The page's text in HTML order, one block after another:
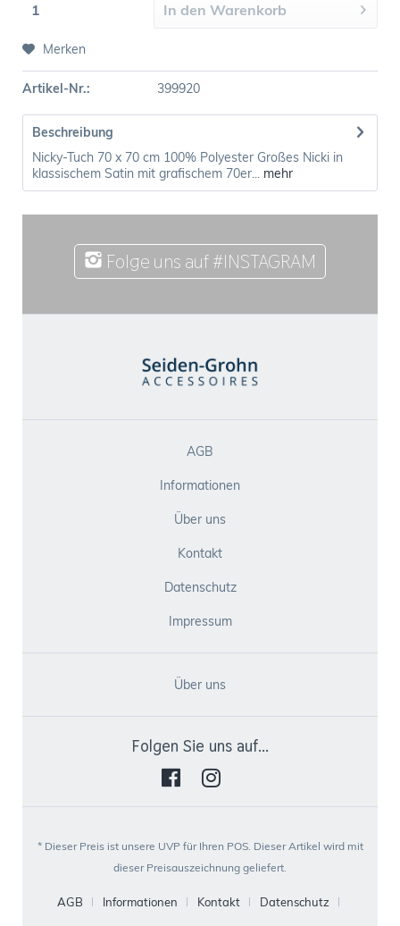
In den Warenkorb
Merken
Artikel-Nr.: 399920
Beschreibung
Nicky-Tuch 70 x 70 cm 100% Polyester Großes Nicki in
klassischem Satin mit grafischem 70er... mehr
Folge uns auf #INSTAGRAM
AGB
Informationen
Über uns
Kontakt
Datenschutz
Impressum
Über uns
Folgen Sie uns auf...
* Dieser Preis ist unsere UVP für Ihren POS. Dieser Artikel wird mit
dieser Preisauszeichnung geliefert.
AGB Informationen Kontakt
Datenschutz